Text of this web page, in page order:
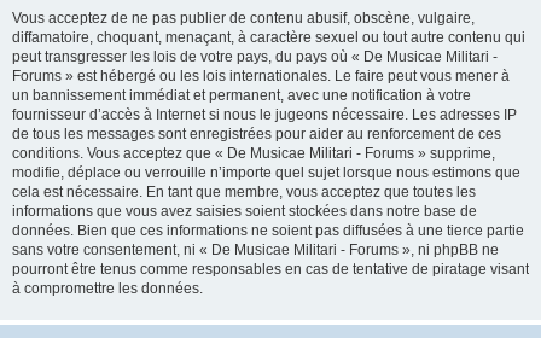
Vous acceptez de ne pas publier de contenu abusif, obscène, vulgaire,
diffamatoire, choquant, menaçant, à caractère sexuel ou tout autre contenu qui
peut transgresser les lois de votre pays, du pays où « De Musicae Militari -
Forums » est hébergé ou les lois internationales. Le faire peut vous mener à
un bannissement immédiat et permanent, avec une notification à votre
fournisseur d’accès à Internet si nous le jugeons nécessaire. Les adresses IP
de tous les messages sont enregistrées pour aider au renforcement de ces
conditions. Vous acceptez que « De Musicae Militari - Forums » supprime,
modifie, déplace ou verrouille n’importe quel sujet lorsque nous estimons que
cela est nécessaire. En tant que membre, vous acceptez que toutes les
informations que vous avez saisies soient stockées dans notre base de
données. Bien que ces informations ne soient pas diffusées à une tierce partie
sans votre consentement, ni « De Musicae Militari - Forums », ni phpBB ne
pourront être tenus comme responsables en cas de tentative de piratage visant
à compromettre les données.